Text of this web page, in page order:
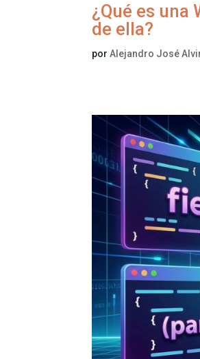
¿Qué es una
de ella?
porAlejandro José